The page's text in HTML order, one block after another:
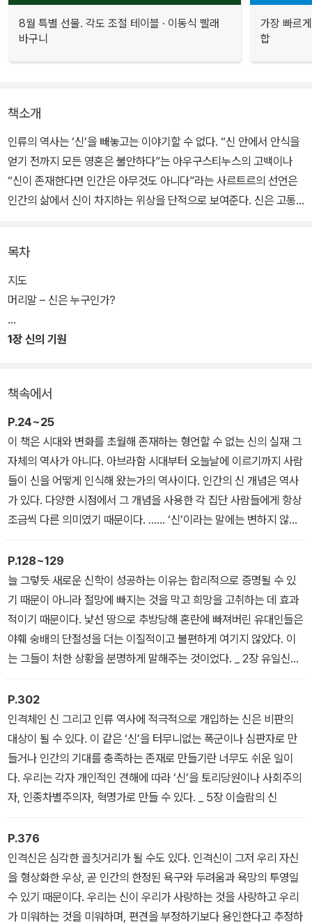
8월 특별 선물. 각도 조절 테이블 · 이동식 빨래
바구니
가장 빠르
합
책소개
인류의 역사는 ‘신’을 빼놓고는 이야기할 수 없다. “신 안에서 안식을
얻기 전까지 모든 영혼은 불안하다”는 아우구스티누스의 고백이나
“신이 존재한다면 인간은 아무것도 아니다”라는 사르트르의 선언은
인간의 삶에서 신이 차지하는 위상을 단적으로 보여준다. 신은 고통
정신은 왜 신에게로 향하는 걸까? 기원전 2000년경부터 현재까지
4천 년간 수많은 문명과 나라가 소멸하고 태어나는 격렬한 역사의 진
동 속에서 신의 의미는 어떻게 변화해 왔을까?
세계적인 종교학자 카렌 암스트롱의 대표작 《신의 역사》는 출간 이후
교, 이슬람교에 초점을 맞춰 인간이 ‘신’을 어떻게 사유하고 상상해 왔
는지 탐구한다. “인간은 왜 신을 찾는가”라는 근본적인 질문에서 시
작해 고대 바빌로니아의 창조 신화에서부터 19세기 포이어바흐, 니
체, 프로이트의 ‘무신론’에 이르기까지 인류사를 뒤흔든 신에 관한 모
든 혁명적인 사유를 조명한다.
목차
지도
머리말 – 신은 누구인가?
1장 신의 기원
책속에서
P.24~25
이 책은 시대와 변화를 초월해 존재하는 형언할 수 없는 신의 실재 그
자체의 역사가 아니다. 아브라함 시대부터 오늘날에 이르기까지 사람
들이 신을 어떻게 인식해 왔는가의 역사이다. 인간의 신 개념은 역사
가 있다. 다양한 시점에서 그 개념을 사용한 각 집단 사람들에게 항상
조금씩 다른 의미였기 때문이다. …… ‘신’이라는 말에는 변하지 않는
단 하나의 개념이 담겨 있는 것이 아니라 서로 모순되고 심지어 상충
하기까지 하는 의미들이 총체적으로 포함되어 있다고 할 수 있다. 만
약 이러한 유연성이 없었더라면 신이라는 관념은 결코 인간의 위대한
생각 중 하나로 살아남을 수 없었을 것이다. _ 머리말
P.128~129
늘 그렇듯 새로운 신학이 성공하는 이유는 합리적으로 증명될 수 있
기 때문이 아니라 절망에 빠지는 것을 막고 희망을 고취하는 데 효과
적이기 때문이다. 낯선 땅으로 추방당해 혼란에 빠져버린 유대인들은
야훼 숭배의 단절성을 더는 이질적이고 불편하게 여기지 않았다. 이
는 그들이 처한 상황을 분명하게 말해주는 것이었다. _ 2장 유일신의
탄생
P.302
인격체인 신 그리고 인류 역사에 적극적으로 개입하는 신은 비판의
대상이 될 수 있다. 이 같은 ‘신’을 터무니없는 폭군이나 심판자로 만
들거나 인간의 기대를 충족하는 존재로 만들기란 너무도 쉬운 일이
다. 우리는 각자 개인적인 견해에 따라 ‘신’을 토리당원이나 사회주의
자, 인종차별주의자, 혁명가로 만들 수 있다. _ 5장 이슬람의 신
P.376
인격신은 심각한 골칫거리가 될 수도 있다. 인격신이 그저 우리 자신
을 형상화한 우상, 곧 인간의 한정된 욕구와 두려움과 욕망의 투영일
수 있기 때문이다. 우리는 신이 우리가 사랑하는 것을 사랑하고 우리
가 미워하는 것을 미워하며, 편견을 부정하기보다 용인한다고 추정하